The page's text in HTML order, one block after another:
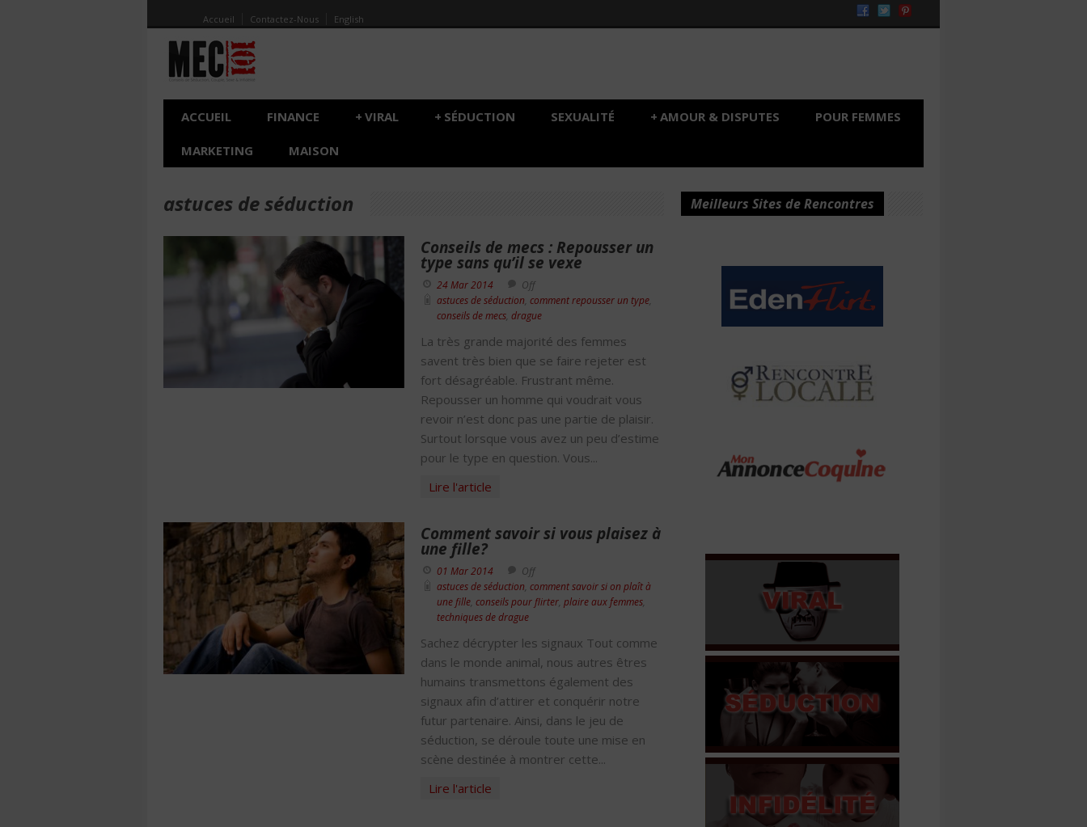
Accueil Contactez-Nous English
ACCUEIL FINANCE VIRAL
+ SÉDUCTION
+ SEXUALITÉ AMOUR & DISPUTES
+ POUR FEMMES
MARKETING MAISON
astuces de séduction
Conseils de mecs : Repousser un
type sans qu’il se vexe
24 Mar 2014
Off
astuces de séduction comment repousser un type,
conseils de mecs, drague
La très grande majorité des femmes
savent très bien que se faire rejeter est
fort désagréable. Frustrant même.
Repousser un homme qui voudrait vous
revoir n’est donc pas une partie de plaisir.
Surtout lorsque vous avez un peu d’estime
pour le type en question. Vous...
Lire l'article
Comment savoir si vous plaisez à
une fille?
01 Mar 2014
Off
astuces de séduction comment savoir si on plaît à
une fille, conseils pour flirter, plaire aux femmes,
techniques de drague
Sachez décrypter les signaux Tout comme
dans le monde animal, nous autres êtres
humains transmettons également des
signaux afin d’attirer et conquérir notre
futur partenaire. Ainsi, dans le jeu de
séduction, se déroule toute une mise en
scène destinée à montrer cette...
Lire l'article
Meilleurs Sites de Rencontres